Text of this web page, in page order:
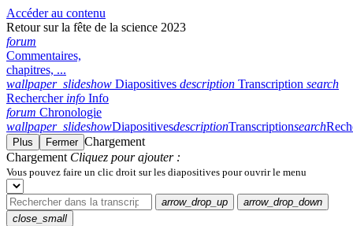
Accéder au contenu
Retour sur la fête de la science 2023
forum
Commentaires,
chapitres, ...
wallpaper_slideshow Diapositives description Transcription search
Rechercher info Info
forum Chronologie
wallpaper_slideshowDiapositivesdescriptionTranscriptionsearch
Plus Fermer Chargement
Chargement Cliquez pour ajouter :
Vous pouvez faire un clic droit sur les diapositives pour ouvrir le menu
arrow_drop_up
arrow_drop_down
close_small